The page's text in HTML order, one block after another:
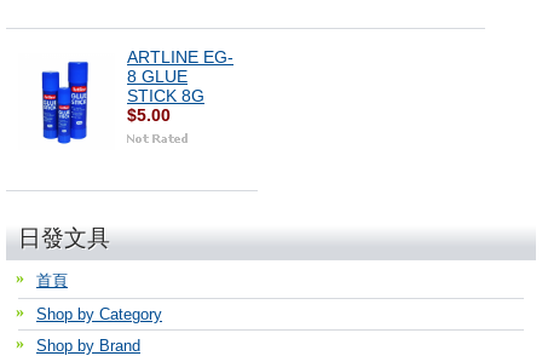
ARTLINE EG-
8 GLUE
STICK 8G
$5.00
日發文具
首頁
Shop by Category
Shop by Brand